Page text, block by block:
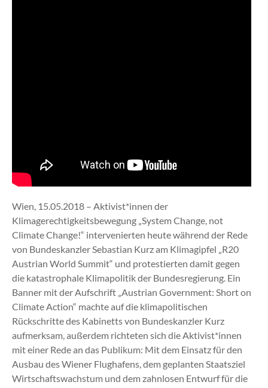
Wien, 15.05.2018 – Aktivist*innen der
Klimagerechtigkeitsbewegung „System Change, not
Climate Change!“ intervenierten heute während der Rede
von Bundeskanzler Sebastian Kurz am Klimagipfel „R20
Austrian World Summit“ und protestierten damit gegen
die katastrophale Klimapolitik der Bundesregierung. Ein
Banner mit der Aufschrift „Austrian Government: Short on
Climate Action“ machte auf die klimapolitischen
Rückschritte des Kabinetts von Bundeskanzler Kurz
aufmerksam, außerdem richteten sich die Aktivist*innen
mit einer Rede an das Publikum: Mit dem Einsatz für den
Ausbau des Wiener Flughafens, dem geplanten Staatsziel
Wirtschaftswachstum und dem zahnlosen Entwurf für die